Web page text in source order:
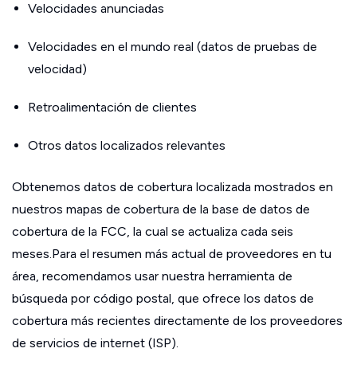
Velocidades anunciadas
Velocidades en el mundo real (datos de pruebas de
velocidad)
Retroalimentación de clientes
Otros datos localizados relevantes
Obtenemos datos de cobertura localizada mostrados en
nuestros mapas de cobertura de la base de datos de
cobertura de la FCC, la cual se actualiza cada seis
meses.Para el resumen más actual de proveedores en tu
área, recomendamos usar nuestra herramienta de
búsqueda por código postal, que ofrece los datos de
cobertura más recientes directamente de los proveedores
de servicios de internet (ISP).